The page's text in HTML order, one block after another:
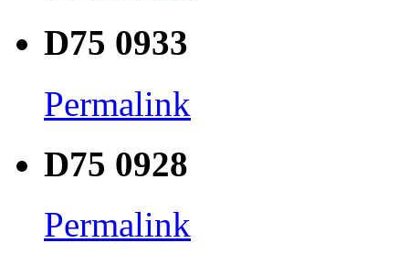
D75 0933
Permalink
D75 0928
Permalink